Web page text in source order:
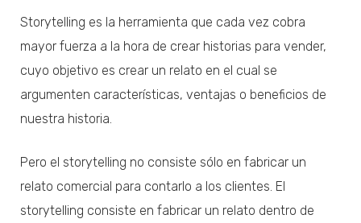
Storytelling es la herramienta que cada vez cobra
mayor fuerza a la hora de crear historias para vender,
cuyo objetivo es crear un relato en el cual se
argumenten características, ventajas o beneficios de
nuestra historia.
Pero el storytelling no consiste sólo en fabricar un
relato comercial para contarlo a los clientes. El
storytelling consiste en fabricar un relato dentro de